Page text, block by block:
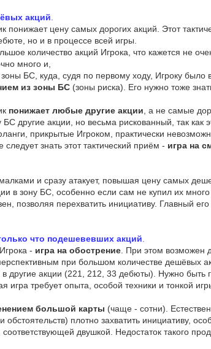
акций
цену самых дорогих акций. Этот
но и в процессе всей игры.
количество акций Игрока, что кажется не
много и,
БС, куда, судя по первому ходу, Игроку было
из зоны БС (зоны риска). Его нужно тоже
понижает любые другие акции , а не самые
другие акции, но весьма рискованный, так как
прикрытые Игроком, практически
знать этот тактический приём - игра на
и сразу атакует, повышая цену самых
в зону БС, особенно если сам не купил их
позволяя перехватить инициативу. Главный
что подешевевших акций
- игра на обострение . При этом
при большом количестве дешёвых
другие акции (221, 212, 33 дебюты). Нужно быть
игра требует опыта, особой техники и тонкой
большой карты (чаще - сотни).
плотно захватить инициативу,
двушкой. Недостаток такого